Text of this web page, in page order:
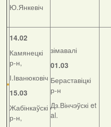
Ю.Янкевіч
14.02
Камянецкі
р-н,
І.Іванюковіч
15.03
Жабінкаўскі
р-н,
зімавалі
01.03
Бераставіцкі
р-н
Дз.Вінчэўскі et
al.